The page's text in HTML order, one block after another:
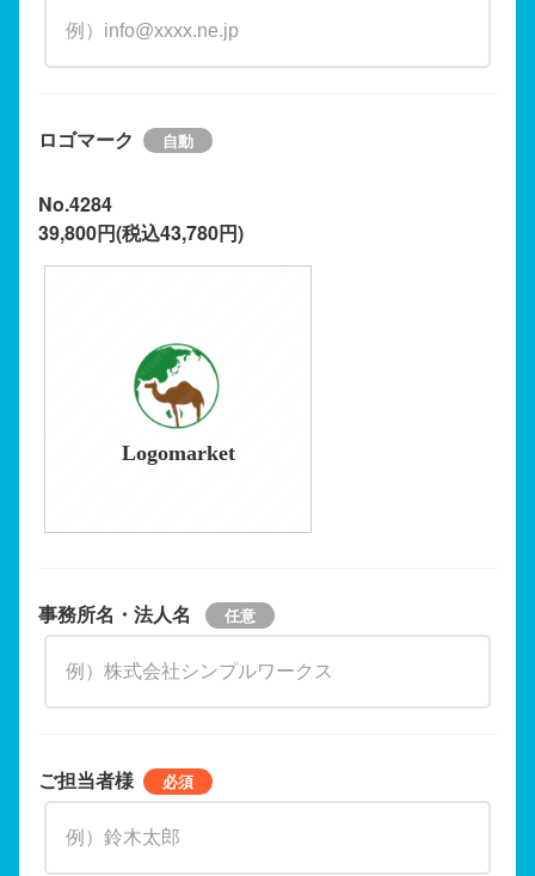
ロゴマーク
No.4284
39,800円(税込43,780円)
Logomarket
事務所名・法人名
ご担当者様